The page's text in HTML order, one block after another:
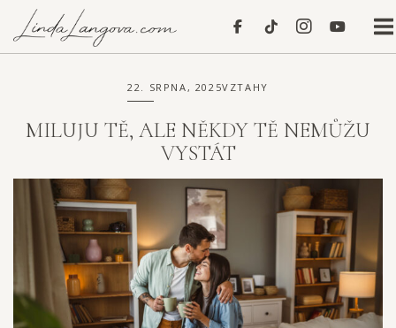
content
Home
22. SRPNA, 2025VZTAHY
MILUJU TĚ, ALE NĚKDY TĚ NEMŮŽU
VYSTÁT